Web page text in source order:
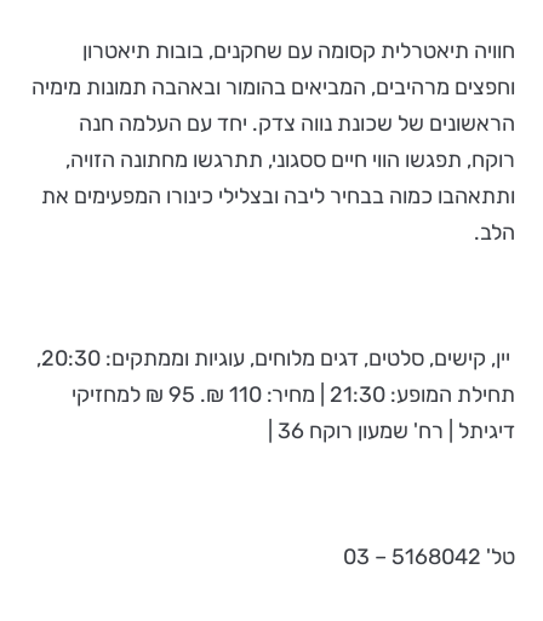
חוויה תיאטרלית קסומה עם שחקנים, בובות תיאטרון
וחפצים מרהיבים, המביאים בהומור ובאהבה תמונות מימיה
הראשונים של שכונת נווה צדק. יחד עם העלמה חנה
רוקח, תפגשו הווי חיים ססגוני, תתרגשו מחתונה הזויה,
ותתאהבו כמוה בבחיר ליבה ובצלילי כינורו המפעימים את
הלב.
יין, קישים, סלטים, דגים מלוחים, עוגיות וממתקים: 20:30,
תחילת המופע: 21:30 | מחיר: 110 ₪. 95 ₪ למחזיקי
דיגיתל | רח' שמעון רוקח 36 |
טל' 5168042 – 03